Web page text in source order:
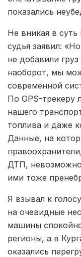
показались
Не вникая в
судья заявил:
не добавили
наоборот, мы
современной
По GPS-трекеру
нашего
топлива и даже
Данные, на
ДТП,
ими тоже
Я взывал к
на очевидные
машины
регионы, а в
оказались